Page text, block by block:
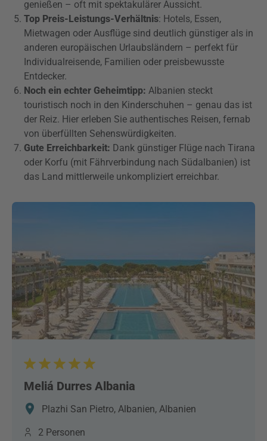
genießen – oft mit spektakulärer Aussicht.
Top Preis-Leistungs-Verhältnis: Hotels, Essen,
Mietwagen oder Ausflüge sind deutlich günstiger als in
anderen europäischen Urlaubsländern – perfekt für
Individualreisende, Familien oder preisbewusste
Entdecker.
Noch ein echter Geheimtipp: Albanien steckt
touristisch noch in den Kinderschuhen – genau das ist
der Reiz. Hier erleben Sie authentisches Reisen, fernab
von überfüllten Sehenswürdigkeiten.
Gute Erreichbarkeit: Dank günstiger Flüge nach Tirana
oder Korfu (mit Fährverbindung nach Südalbanien) ist
das Land mittlerweile unkompliziert erreichbar.
Meliá Durres Albania
Plazhi San Pietro, Albanien, Albanien
2 Personen